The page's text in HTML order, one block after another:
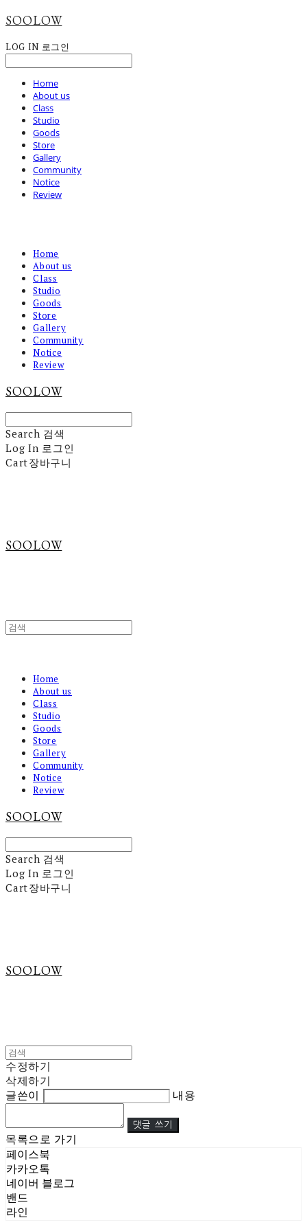
SOOLOW
LOG IN 로그인
Home
About us
Class
Studio
Goods
Store
Gallery
Community
Notice
Review
Home
About us
Class
Studio
Goods
Store
Gallery
Community
Notice
Review
SOOLOW
Search 검색
Log In 로그인
Cart장바구니
SOOLOW
Home
About us
Class
Studio
Goods
Store
Gallery
Community
Notice
Review
SOOLOW
Search 검색
Log In 로그인
Cart장바구니
SOOLOW
수정하기
삭제하기
글쓴이
내용
댓글 쓰기
목록으로 가기
페이스북
카카오톡
네이버 블로그
밴드
라인